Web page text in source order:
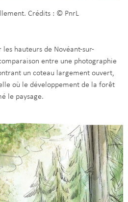
Crédits : © PnrL
les hauteurs de Novéant-sur-
entre une photographie
un coteau largement ouvert,
où le développement de la forêt
le paysage.